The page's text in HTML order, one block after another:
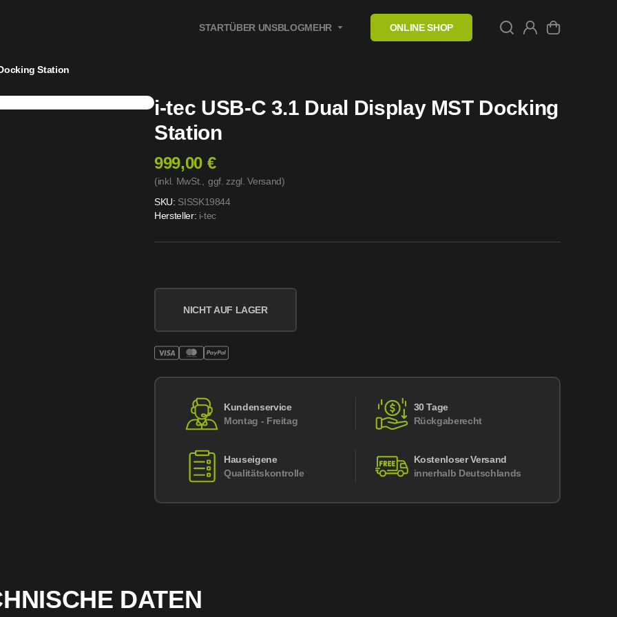
STARTÜBER UNSBLOGMEHR ONLINE SHOP
Station
i-tec USB-C 3.1 Dual Display MST Docking
Station
999,00 €
(inkl. MwSt., ggf. zzgl. Versand)
SKU: SISSK19844
Hersteller: i-tec
NICHT AUF LAGER
Kundenservice
Montag - Freitag
30 Tage
Rückgaberecht
Hauseigene
Qualitätskontrolle
Kostenloser Versand
innerhalb Deutschlands
DATEN